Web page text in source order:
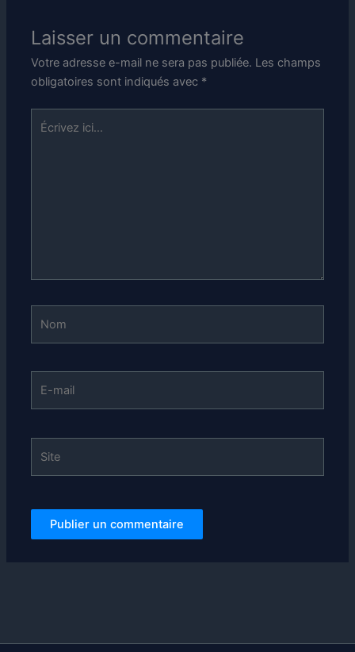
Laisser un commentaire
Votre adresse e-mail ne sera pas publiée. Les champs
obligatoires sont indiqués avec *
Écrivez
ici…